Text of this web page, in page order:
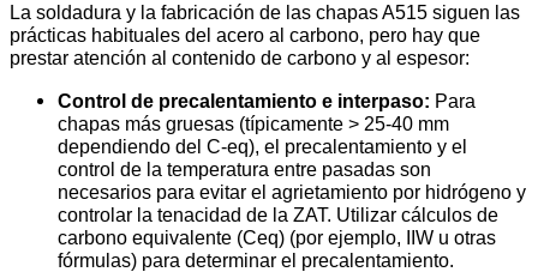
La soldadura y la fabricación de las chapas A515 siguen las
prácticas habituales del acero al carbono, pero hay que
prestar atención al contenido de carbono y al espesor:
Control de precalentamiento e interpaso: Para
chapas más gruesas (típicamente > 25-40 mm
dependiendo del C-eq), el precalentamiento y el
control de la temperatura entre pasadas son
necesarios para evitar el agrietamiento por hidrógeno y
controlar la tenacidad de la ZAT. Utilizar cálculos de
carbono equivalente (Ceq) (por ejemplo, IIW u otras
fórmulas) para determinar el precalentamiento.